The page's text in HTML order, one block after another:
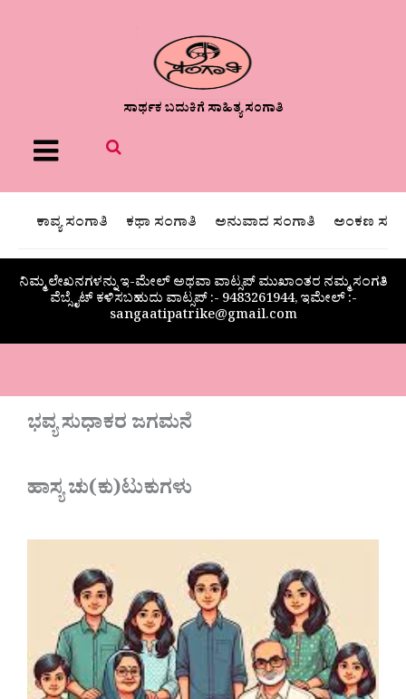
ಸಾರ್ಥಕ ಬದುಕಿಗೆ ಸಾಹಿತ್ಯ ಸಂಗಾತಿ
Menu
ಕಾವ್ಯ ಸಂಗಾತಿ ಕಥಾ ಸಂಗಾತಿ ಅನುವಾದ ಸಂಗಾತಿ ಅಂಕಣ
ನಿಮ್ಮ ಲೇಖನಗಳನ್ನು ಇ-ಮೇಲ್ ಅಥವಾ ವಾಟ್ಸಪ್ ಮುಖಾಂತರ ನಮ್ಮ ಸಂಗತಿ
ವೆಬ್ಸೈಟ್ ಕಳಿಸಬಹುದು ವಾಟ್ಸಪ್‌ :- 9483261944, ಇಮೇಲ್ :-
sangaatipatrike@gmail.com
ಭವ್ಯ ಸುಧಾಕರ ಜಗಮನೆ
ಹಾಸ್ಯ ಚು(ಕು)ಟುಕುಗಳು